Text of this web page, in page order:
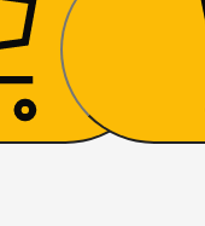
2 646 ₴